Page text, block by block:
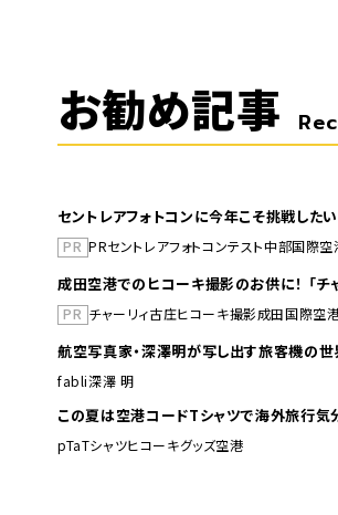
お勧め記事
セントレアフォトコンに今年こそ挑戦した
PR PRセントレアフォトコンテスト中部国際空
成田空港でのヒコーキ撮影のお供に！ 「
PR チャーリィ古庄ヒコーキ撮影成田国際空
航空写真家・深澤明が写し出す旅客機の世
fabli深澤 明
pTaTシャツヒコーキグッズ空港